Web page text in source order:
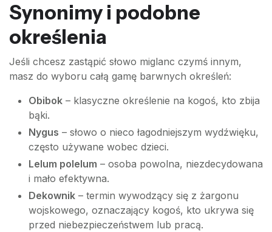
Synonimy i podobne
określenia
Jeśli chcesz zastąpić słowo miglanc czymś innym,
masz do wyboru całą gamę barwnych określeń:
Obibok – klasyczne określenie na kogoś, kto zbija
bąki.
Nygus – słowo o nieco łagodniejszym wydźwięku,
często używane wobec dzieci.
Lelum polelum – osoba powolna, niezdecydowana
i mało efektywna.
Dekownik – termin wywodzący się z żargonu
wojskowego, oznaczający kogoś, kto ukrywa się
przed niebezpieczeństwem lub pracą.